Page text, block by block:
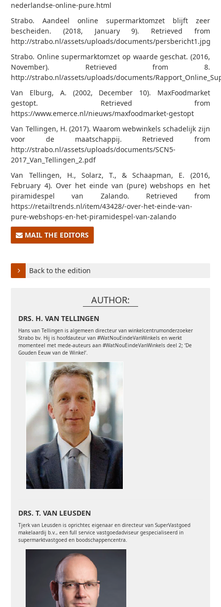
nederlandse-online-pure.html
Strabo. Aandeel online supermarktomzet blijft zeer
bescheiden. (2018, January 9). Retrieved from
http://strabo.nl/assets/uploads/documents/persbericht1.jpg
Strabo. Online supermarktomzet op waarde geschat. (2016,
November). Retrieved from 8.
http://strabo.nl/assets/uploads/documents/
Van Elburg, A. (2002, December 10). MaxFoodmarket
gestopt. Retrieved from
https://www.emerce.nl/nieuws/maxfoodmarket-gestopt
Van Tellingen, H. (2017). Waarom webwinkels schadelijk zijn
voor de maatschappij. Retrieved from
http://strabo.nl/assets/uploads/documents/SCN5-
2017_Van_Tellingen_2.pdf
Van Tellingen, H., Solarz, T., & Schaapman, E. (2016,
February 4). Over het einde van (pure) webshops en het
piramidespel van Zalando. Retrieved from
https://retailtrends.nl/item/43428/-over-het-einde-van-
pure-webshops-en-het-piramidespel-van-zalando
MAIL THE EDITORS
Back to the edition
AUTHOR:
DRS. H. VAN TELLINGEN
Hans van Tellingen is algemeen directeur van winkelcentrumonderzoeker
Strabo bv. Hij is hoofdauteur van #WatNouEindeVanWinkels en werkt
momenteel met mede-auteurs aan #WatNouEindeVanWinkels deel 2; ‘De
Gouden Eeuw van de Winkel’.
DRS. T. VAN LEUSDEN
Tjerk van Leusden is oprichter, eigenaar en directeur van SuperVastgoed
makelaardij b.v., een full service vastgoedadviseur gespecialiseerd in
supermarktvastgoed en boodschappencentra.